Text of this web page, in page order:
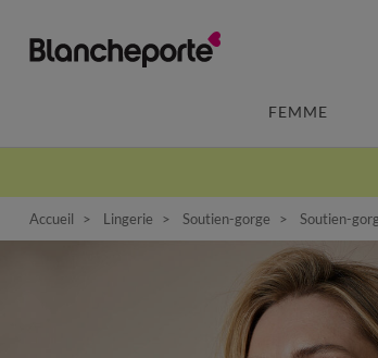
FEMME
Accueil Lingerie Soutien-gorge Soutien-